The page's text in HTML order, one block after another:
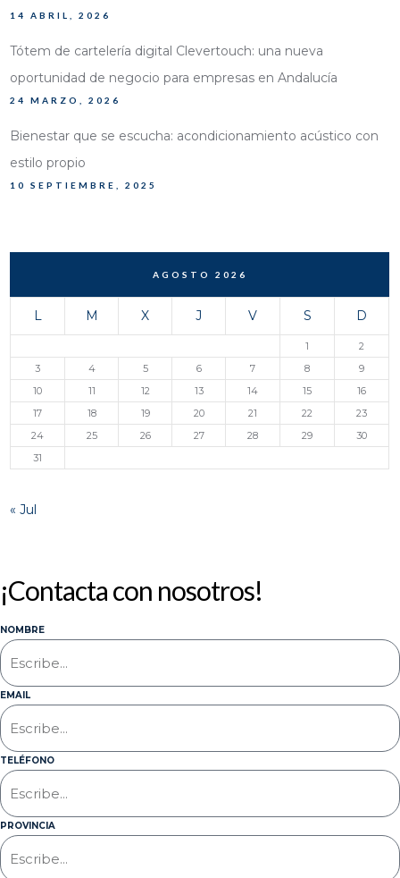
14 ABRIL, 2026
Tótem de cartelería digital Clevertouch: una nueva
oportunidad de negocio para empresas en Andalucía
24 MARZO, 2026
Bienestar que se escucha: acondicionamiento acústico con
estilo propio
10 SEPTIEMBRE, 2025
AGOSTO 2026
L M X J V S D
1
2
3
4 5 6 7 8
9
10
11 12 13 14 15
16
17
18 19 20 21 22
23
24
25 26 27 28 29
30
31
« Jul
¡Contacta con nosotros!
NOMBRE
EMAIL
TELÉFONO
PROVINCIA